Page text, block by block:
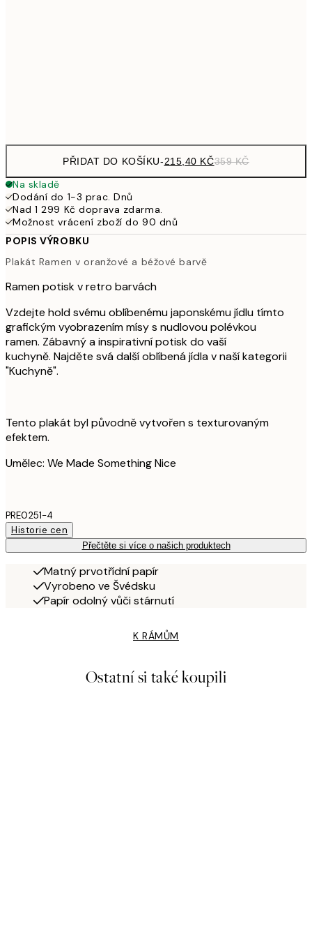
PŘIDAT DO KOŠÍKU-215,40 KČ359 KČ
Na skladě
Dodání do 1-3 prac. Dnů
Nad 1 299 Kč doprava zdarma.
Možnost vrácení zboží do 90 dnů
POPIS VÝROBKU
Plakát Ramen v oranžové a béžové barvě
Ramen potisk v retro barvách
Vzdejte hold svému oblíbenému japonskému jídlu tímto
grafickým vyobrazením mísy s nudlovou polévkou
ramen. Zábavný a inspirativní potisk do vaší
kuchyně. Najděte svá další oblíbená jídla v naší kategorii
"Kuchyně".
Tento plakát byl původně vytvořen s texturovaným
efektem.
Umělec: We Made Something Nice
PRE0251-4
Historie cen
Přečtěte si více o našich produktech
Matný prvotřídní papír
Vyrobeno ve Švédsku
Papír odolný vůči stárnutí
K RÁMŮM
Ostatní si také koupili